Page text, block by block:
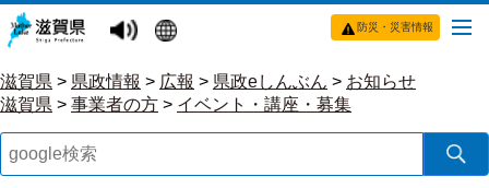
防災・災害情報
滋賀県 > 県政情報 > 広報 > 県政eしんぶん > お知らせ
滋賀県 > 事業者の方 > イベント・講座・募集